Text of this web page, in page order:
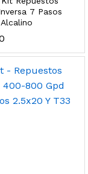
7 Pasos
WFS-BF
30M